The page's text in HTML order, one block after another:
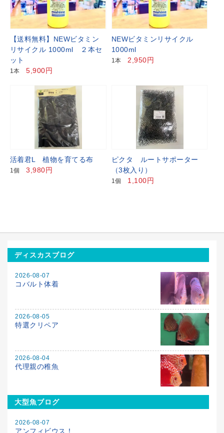
【送料無料】NEWビタミン
リサイクル 1000ml ２本セ
ット
1本 5,900円
NEWビタミンリサイクル
1000ml
1本 2,950円
活着君L 植物を育てる布
1個 3,980円
ピクタ ルートサポーター
（3枚入り）
1個 1,100円
ディスカスブログ
2026-08-07
コバルト体着
2026-08-05
特選クリペア
2026-08-04
代理親の稚魚
大型魚ブログ
2026-08-07
アンフィビウス！